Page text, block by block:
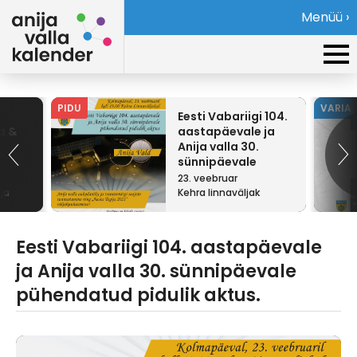
Menüü ›
&
PIDU
Eesti Vabariigi 104.
aastapäevale ja
Anija valla 30.
sünnipäevale
pühendatud pidulik
aktus.
23. veebruar
Kehra linnaväljak
VARIA
Eesti Vabariigi 104. aastapäevale
ja Anija valla 30. sünnipäevale
pühendatud pidulik aktus.